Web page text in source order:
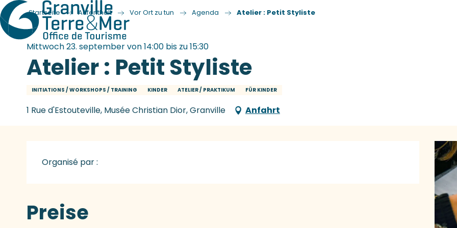
Startseite Aufenthalt Vor Ort zu tun Agenda Atelier : Petit Styliste
Mittwoch 23. september von 14:00 bis zu 15:30
Atelier : Petit Styliste
INITIATIONS / WORKSHOPS / TRAINING KINDER ATELIER / PRAKTIKUM FÜR KINDER
1 Rue d'Estouteville, Musée Christian Dior, Granville Anfahrt
Organisé par :
Preise